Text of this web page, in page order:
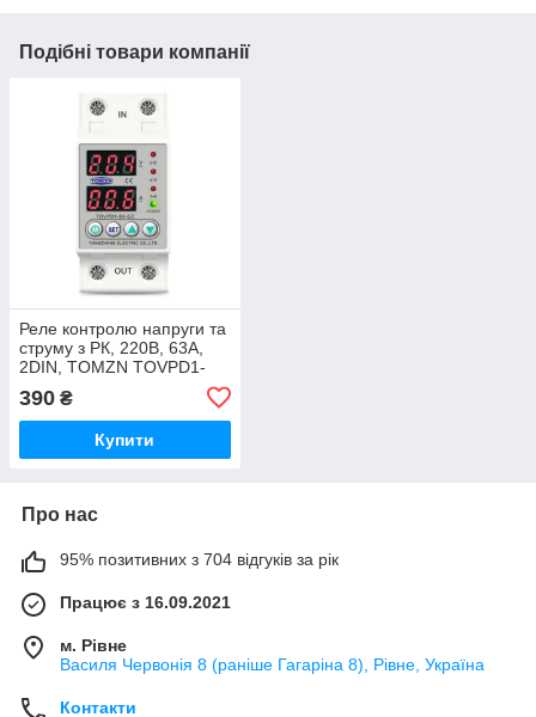
Подібні товари компанії
Реле контролю напруги та
струму з РК, 220В, 63А,
2DIN, TOMZN TOVPD1-
390 ₴
Купити
Про нас
95% позитивних з 704 відгуків за рік
Працює з 16.09.2021
м. Рівне
Василя Червонія 8 (раніше Гагаріна 8), Рівне, Україна
Контакти